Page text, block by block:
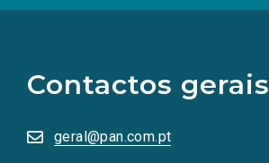
Contactos gerais
geral@pan.com.pt
redes
sociais
numa
nova